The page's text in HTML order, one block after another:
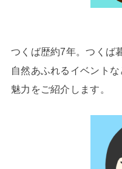
つくば歴約7年。つく
自然あふれるイベント
魅力をご紹介します。